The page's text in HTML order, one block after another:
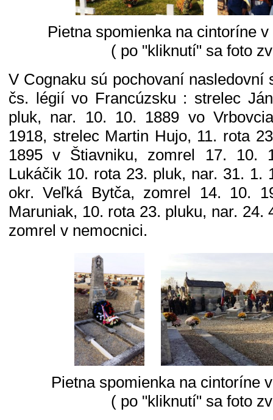
Pietna spomienka na cintoríne
( po "kliknutí" sa foto
V Cognaku sú pochovaní nasledovní
čs. légií vo Francúzsku : strelec
pluk, nar. 10. 10. 1889 vo
1918, strelec Martin Hujo, 11. rota
1895 v Štiavniku, zomrel 17. 10.
Lukáčik 10. rota 23. pluk, nar. 31. 1.
okr. Veľká Bytča, zomrel 14. 10.
Maruniak, 10. rota 23. pluku, nar. 24.
zomrel v nemocnici.
Pietna spomienka na cintoríne
( po "kliknutí" sa foto